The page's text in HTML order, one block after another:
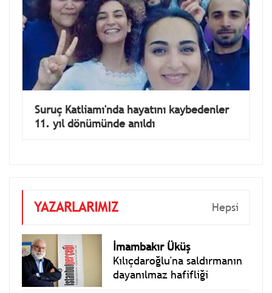
Suruç Katliamı'nda hayatını kaybedenler
11. yıl dönümünde anıldı
YAZARLARIMIZ Hepsi
İmambakır Üküş
Kılıçdaroğlu'na saldırmanın
dayanılmaz hafifliği